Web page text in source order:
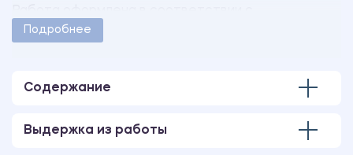
методическими указаниями учебного заведения.
Приложение А Бухгалтерский баланс
Приложение В Форма 12-т
Подробнее
Содержание
Выдержка из работы